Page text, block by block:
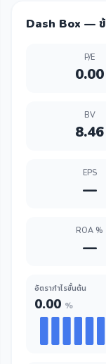
Dash Box — ข้
P/E
0.00
BV
8.46
EPS
—
ROA %
—
อัตรากำไรขั้นต้น
0.00 %